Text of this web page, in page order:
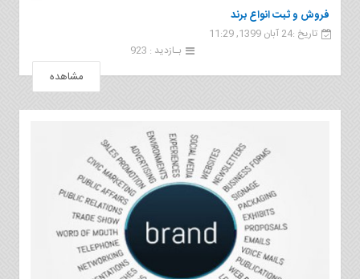
فروش و ثبت انواع برند
تاریخ :24 آبان 1399, 11:29
بـازدید : 923
مشاهده